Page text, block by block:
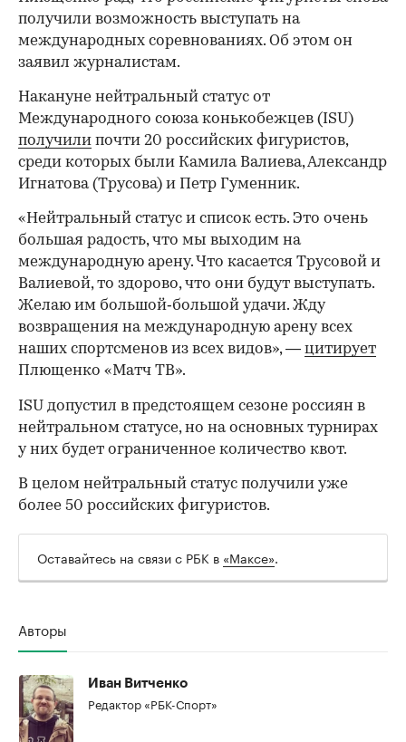
получили возможность выступать на
международных соревнованиях. Об этом он
заявил журналистам.
Накануне нейтральный статус от
Международного союза конькобежцев (ISU)
получили почти 20 российских фигуристов,
среди которых были Камила Валиева, Александр
Игнатова (Трусова) и Петр Гуменник.
«Нейтральный статус и список есть. Это очень
большая радость, что мы выходим на
международную арену. Что касается Трусовой и
Валиевой, то здорово, что они будут выступать.
Желаю им большой‑большой удачи. Жду
возвращения на международную арену всех
наших спортсменов из всех видов», — цитирует
Плющенко «Матч ТВ».
00:00 / 00:00
ISU допустил в предстоящем сезоне россиян в
нейтральном статусе, но на основных турнирах
у них будет ограниченное количество квот.
В целом нейтральный статус получили уже
более 50 российских фигуристов.
Оставайтесь на связи с РБК в «Максе».
Авторы
Иван Витченко
Редактор «РБК-Спорт»